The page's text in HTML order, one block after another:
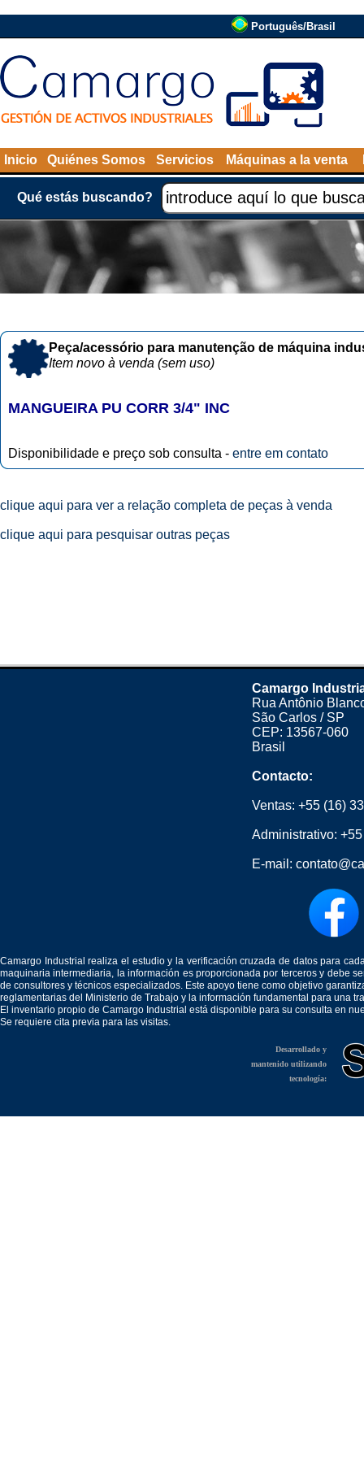
Português/Brasil
Inicio Quiénes Somos Servicios Máquinas a la venta
Qué estás buscando?
Peça/acessório para manutenção de máquina
Item novo à venda (sem uso)
MANGUEIRA PU CORR 3/4" INC
Disponibilidade e preço sob consulta - entre em contato
clique aqui para ver a relação completa de peças à venda
clique aqui para pesquisar outras peças
Camargo
Rua Antônio
São Carlos / SP
CEP: 13567-060
Brasil
Contacto:
Ventas: +55 (16)
Administrativo:
E-mail:
Camargo Industrial realiza el estudio y la verificación cruzada de datos para
maquinaria intermediaria, la información es proporcionada por terceros y debe
de consultores y técnicos especializados. Este apoyo tiene como objetivo
reglamentarias del Ministerio de Trabajo y la información fundamental para una
El inventario propio de Camargo Industrial está disponible para su consulta en
Se requiere cita previa para las visitas.
Desarrollado y
mantenido utilizando
tecnología: